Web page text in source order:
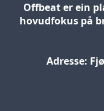
Offbeat er ein
hovudfokus på
Adresse: